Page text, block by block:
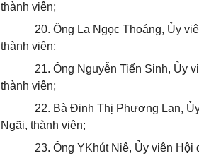
thành viên;
20. Ông La Ngọc Thoáng, Ủy
thành viên;
21. Ông Nguyễn Tiến Sinh, Ủy
thành viên;
22. Bà Đinh Thị Phương Lan,
Ngãi, thành viên;
23. Ông YKhút Niê, Ủy viên